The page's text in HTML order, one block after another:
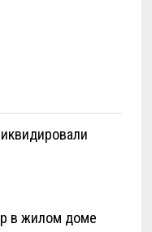
в жилом доме